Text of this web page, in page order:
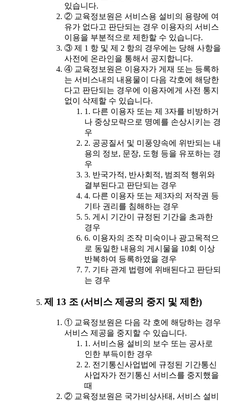
있습니다.
② 교육정보원은 서비스용 설비의 용량에 여
유가 없다고 판단되는 경우 이용자의 서비스
이용을 부분적으로 제한할 수 있습니다.
③ 제 1 항 및 제 2 항의 경우에는 당해 사항을
사전에 온라인을 통해서 공지합니다.
④ 교육정보원은 이용자가 게재 또는 등록하
는 서비스내의 내용물이 다음 각호에 해당한
다고 판단되는 경우에 이용자에게 사전 통지
없이 삭제할 수 있습니다.
1. 다른 이용자 또는 제 3자를 비방하거
나 중상모략으로 명예를 손상시키는 경
우
2. 공공질서 및 미풍양속에 위반되는 내
용의 정보, 문장, 도형 등을 유포하는 경
우
3. 반국가적, 반사회적, 범죄적 행위와
결부된다고 판단되는 경우
4. 다른 이용자 또는 제3자의 저작권 등
기타 권리를 침해하는 경우
5. 게시 기간이 규정된 기간을 초과한
경우
6. 이용자의 조작 미숙이나 광고목적으
로 동일한 내용의 게시물을 10회 이상
반복하여 등록하였을 경우
7. 기타 관계 법령에 위배된다고 판단되
는 경우
제 13 조 (서비스 제공의 중지 및 제한)
① 교육정보원은 다음 각 호에 해당하는 경우
서비스 제공을 중지할 수 있습니다.
1. 서비스용 설비의 보수 또는 공사로
인한 부득이한 경우
2. 전기통신사업법에 규정된 기간통신
사업자가 전기통신 서비스를 중지했을
때
② 교육정보원은 국가비상사태, 서비스 설비